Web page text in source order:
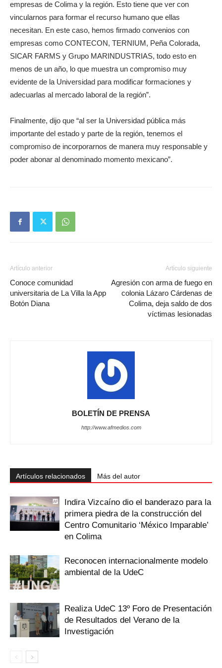
empresas de Colima y la región. Esto tiene que ver con
vincularnos para formar el recurso humano que ellas
necesitan. En este caso, hemos firmado convenios con
empresas como CONTECON, TERNIUM, Peña Colorada,
SICAR FARMS y Grupo MARINDUSTRIAS, todo esto en
menos de un año, lo que muestra un compromiso muy
evidente de la Universidad para modificar formaciones y
adecuarlas al mercado laboral de la región”.
Finalmente, dijo que “al ser la Universidad pública más
importante del estado y parte de la región, tenemos el
compromiso de incorporarnos de manera muy responsable y
poder abonar al denominado momento mexicano”.
Artículo anterior
Conoce comunidad
universitaria de La Villa la App
Botón Diana
Artículo siguiente
Agresión con arma de fuego en
colonia Lázaro Cárdenas de
Colima, deja saldo de dos
víctimas lesionadas
BOLETÍN DE PRENSA
http://www.afmedios.com
Artículos relacionados Más del autor
Indira Vizcaíno dio el banderazo para la
primera piedra de la construcción del
Centro Comunitario ‘México Imparable’
en Colima
Reconocen internacionalmente modelo
ambiental de la UdeC
Realiza UdeC 13º Foro de Presentación
de Resultados del Verano de la
Investigación